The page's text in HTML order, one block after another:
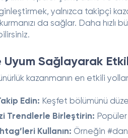
yalnızca takipçi
da sağlar. Daha hızlı
Uyum Sağlayarak
kazanmanın en etkili
Edin: Keşfet bölümünü
Trendlerle Birleştirin:
Kullanın: Örneğin